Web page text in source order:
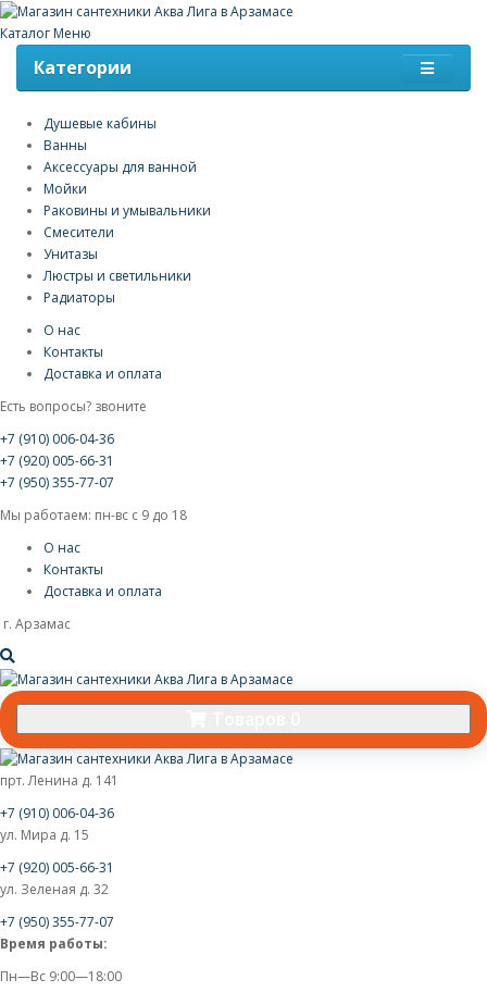
Каталог Меню
Категории
Душевые кабины
Ванны
Аксессуары для ванной
Мойки
Раковины и умывальники
Смесители
Унитазы
Люстры и светильники
Радиаторы
О нас
Контакты
Доставка и оплата
Есть вопросы? звоните
+7 (910) 006-04-36
+7 (920) 005-66-31
+7 (950) 355-77-07
Мы работаем: пн-вс с 9 до 18
О нас
Контакты
Доставка и оплата
г. Арзамас
прт. Ленина д. 141
+7 (910) 006-04-36
ул. Мира д. 15
+7 (920) 005-66-31
ул. Зеленая д. 32
+7 (950) 355-77-07
Время работы:
Пн—Вс 9:00—18:00